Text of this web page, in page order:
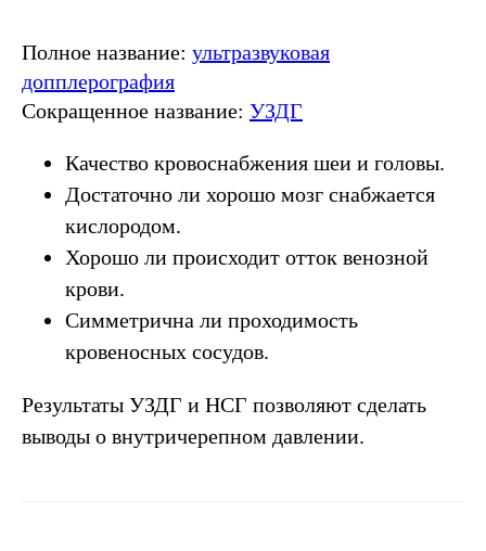
Полное название: ультразвуковая
допплерография
Сокращенное название: УЗДГ
Качество кровоснабжения шеи и головы.
Достаточно ли хорошо мозг снабжается
кислородом.
Хорошо ли происходит отток венозной
крови.
Симметрична ли проходимость
кровеносных сосудов.
Результаты УЗДГ и НСГ позволяют сделать
выводы о внутричерепном давлении.